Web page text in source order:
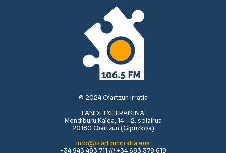
© 2024 Oiartzun Irratia
LANDETXE ERAIKINA
Mendiburu Kalea, 14 – 2. solairua
20180 Oiartzun (Gipuzkoa)
info@oiartzunirratia.eus
+34 943 493 711 /// +34 683 379 619